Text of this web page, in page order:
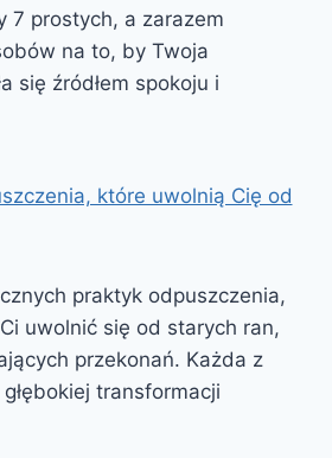
7 prostych, a zarazem
na to, by Twoja
się źródłem spokoju i
które uwolnią Cię od
praktyk odpuszczenia,
uwolnić się od starych ran,
przekonań. Każda z
transformacji